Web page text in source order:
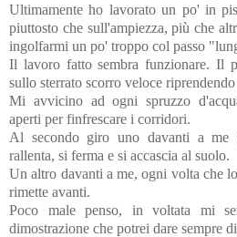
Ultimamente ho lavorato un po' in
piuttosto che sull'ampiezza, più che
ingolfarmi un po' troppo col passo
Il lavoro fatto sembra funzionare. Il
sullo sterrato scorro veloce
Mi avvicino ad ogni spruzzo
aperti per finfrescare i corridori.
Al secondo giro uno davanti a me
rallenta, si ferma e si accascia al suolo.
Un altro davanti a me, ogni volta che
rimette avanti.
Poco male penso, in voltata mi
dimostrazione che potrei dare sempre